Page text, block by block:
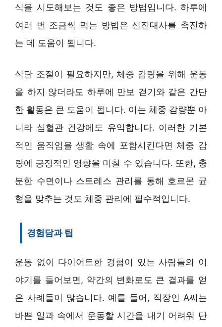
식을 시도해보는 것도 좋은 방법입니다. 하루에
여러 번 조금씩 먹는 방법은 신진대사를 촉진하
는 데 도움이 됩니다.
식단 조절이 필요하지만, 체중 감량을 위해 운동
을 하지 않더라도 하루에 만보 걷기와 같은 간단
한 활동은 큰 도움이 됩니다. 이는 체중 감량뿐 아
니라 심혈관 건강에도 유익합니다. 이러한 기본
적인 움직임을 생활 속에 포함시킨다면 체중 감
량에 긍정적인 영향을 미칠 수 있습니다. 또한, 충
분한 수면이나 스트레스 관리를 통해 호르몬 균
형을 맞추는 것도 체중 관리에 필수적입니다.
경험담과 팁
운동 없이 다이어트한 경험이 있는 사람들의 이
야기를 들어보면, 약간의 변화로도 큰 결과를 얻
은 사례들이 많습니다. 예를 들어, 직장인 A씨는
바쁜 일과 속에서 운동할 시간을 내기 어려워 단